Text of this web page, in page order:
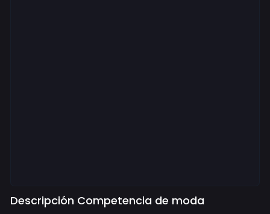
Descripción Competencia de moda